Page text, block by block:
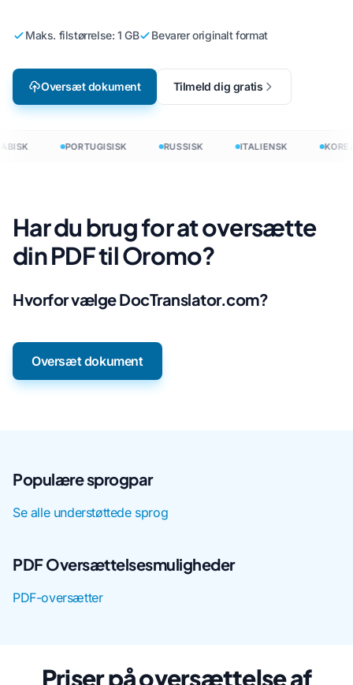
Maks. filstørrelse: 1 GB Bevarer originalt format
Oversæt dokument Tilmeld dig gratis
PORTUGISISK RUSSISK ITALIENSK
Har du brug for at oversætte
din PDF til Oromo?
Hvorfor vælge DocTranslator.com?
Oversæt dokument
Populære sprogpar
Se alle understøttede sprog
PDF Oversættelsesmuligheder
PDF-oversætter
Priser på oversættelse af